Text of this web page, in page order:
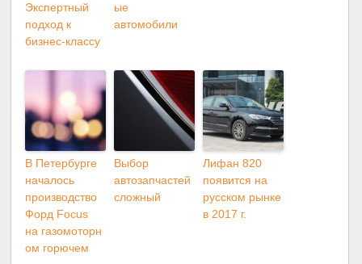
Экспертный
подход к
бизнес-классу
ые
автомобили
В Петербурге
началось
производство
Форд Focus
на газомоторн
ом горючем
Выбор
автозапчастей
сложный
Лифан 820
появится на
русском рынке
в 2017 г.